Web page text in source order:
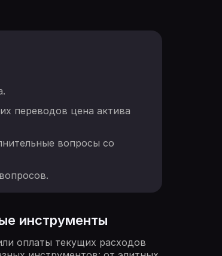
переводов цена актива
вопросы со
инструменты
оплаты текущих расходов